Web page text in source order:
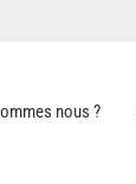
nous ?